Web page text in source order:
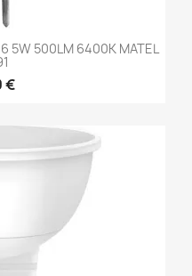
5W 500LM 6400K MATEL
€